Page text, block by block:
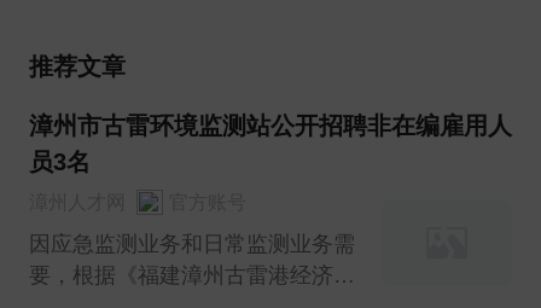
推荐文章
漳州市古雷环境监测站公开招聘非在编雇用人
员3名
因应急监测业务和日常监测业务需
要，根据《福建漳州古雷港经济开